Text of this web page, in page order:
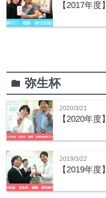
【2017年度
folder 弥生杯
2020/3/21
【2020年
2019/3/22
【2019年